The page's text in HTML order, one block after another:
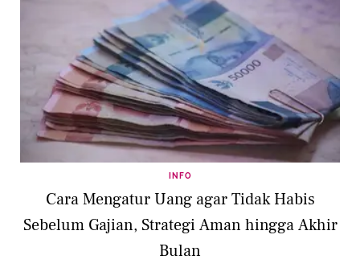
INFO
Cara Mengatur Uang agar Tidak Habis
Sebelum Gajian, Strategi Aman hingga Akhir
Bulan